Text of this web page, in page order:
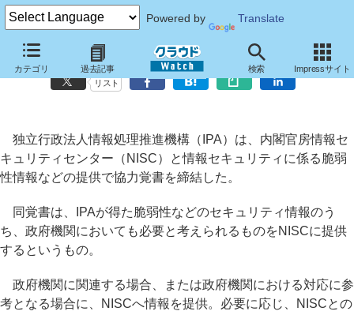
Powered by Translate
カテゴリ 過去記事 検索 Impressサイト
IPA、NISCへのセキュリティ情報提供で覚書を締結
リスト
独立行政法人情報処理推進機構（IPA）は、内閣官房情報セ
キュリティセンター（NISC）と情報セキュリティに係る脆弱
性情報などの提供で協力覚書を締結した。
同覚書は、IPAが得た脆弱性などのセキュリティ情報のう
ち、政府機関においても必要と考えられるものをNISCに提供
するというもの。
政府機関に関連する場合、または政府機関における対応に参
考となる場合に、NISCへ情報を提供。必要に応じ、NISCとの